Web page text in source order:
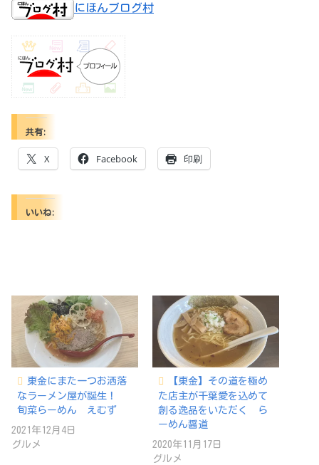
にほんブログ村
共有:
X Facebook 印刷
いいね:
東金にまた一つお洒落
なラーメン屋が誕生！
旬菜らーめん えむず
2021年12月4日
グルメ
【東金】その道を極め
た店主が千葉愛を込めて
創る逸品をいただく ら
ーめん醤道
2020年11月17日
グルメ